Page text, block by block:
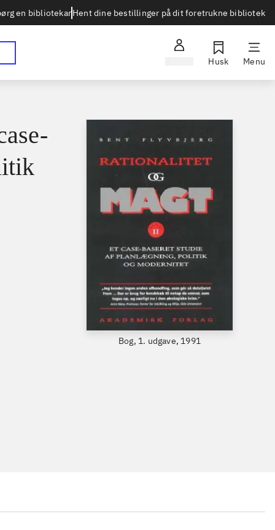
en bibliotekarHent dine bestillinger på dit foretrukne bibliotek
Husk Menu
Bog, 1. udgave, 1991